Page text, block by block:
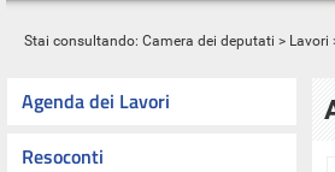
Stai consultando: Camera dei deputati > Lavori
Agenda dei Lavori
Resoconti